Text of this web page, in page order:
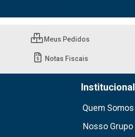
Meus Pedidos
Notas Fiscais
Institucional
Quem Somos
Nosso Grupo